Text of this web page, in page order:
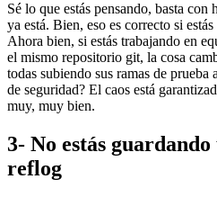
Sé lo que estás pensando, basta con
ya está. Bien, eso es correcto si
Ahora bien, si estás trabajando en
el mismo repositorio git, la cosa
todas subiendo sus ramas de
de seguridad? El caos está
muy, muy bien.
3- No estás
reflog